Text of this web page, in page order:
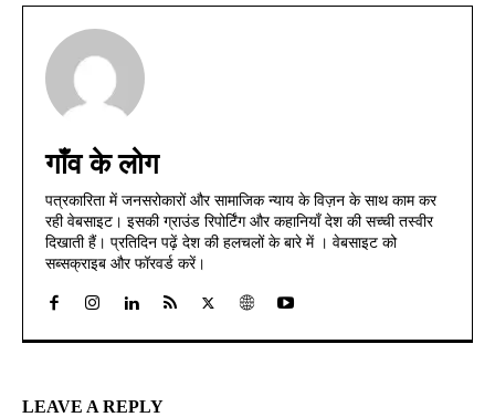
गाँव के लोग
पत्रकारिता में जनसरोकारों और सामाजिक न्याय के विज़न के साथ काम कर
रही वेबसाइट। इसकी ग्राउंड रिपोर्टिंग और कहानियाँ देश की सच्ची तस्वीर
दिखाती हैं। प्रतिदिन पढ़ें देश की हलचलों के बारे में । वेबसाइट को
सब्सक्राइब और फॉरवर्ड करें।
LEAVE A REPLY